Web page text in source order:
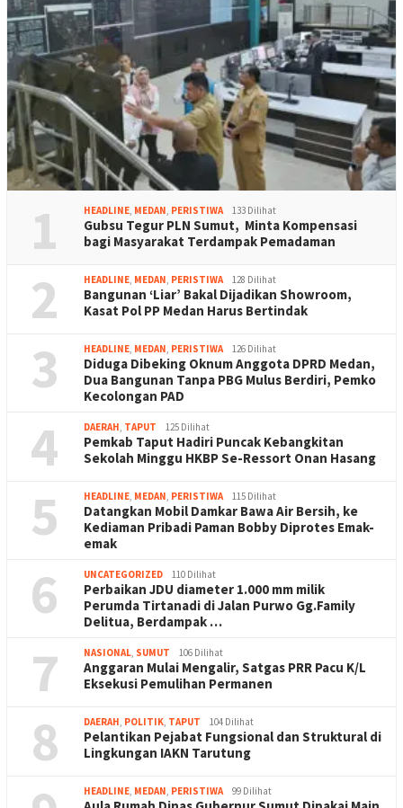
1 HEADLINE, MEDAN, PERISTIWA 133 Dilihat
Gubsu Tegur PLN Sumut, Minta Kompensasi
bagi Masyarakat Terdampak Pemadaman
2 HEADLINE, MEDAN, PERISTIWA 128 Dilihat
Bangunan ‘Liar’ Bakal Dijadikan Showroom,
Kasat Pol PP Medan Harus Bertindak
3 HEADLINE, MEDAN, PERISTIWA 126 Dilihat
Diduga Dibeking Oknum Anggota DPRD Medan,
Dua Bangunan Tanpa PBG Mulus Berdiri, Pemko
Kecolongan PAD
4 DAERAH, TAPUT 125 Dilihat
Pemkab Taput Hadiri Puncak Kebangkitan
Sekolah Minggu HKBP Se-Ressort Onan Hasang
5 HEADLINE, MEDAN, PERISTIWA 115 Dilihat
Datangkan Mobil Damkar Bawa Air Bersih, ke
Kediaman Pribadi Paman Bobby Diprotes Emak-
emak
6 UNCATEGORIZED 110 Dilihat
Perbaikan JDU diameter 1.000 mm milik
Perumda Tirtanadi di Jalan Purwo Gg.Family
Delitua, Berdampak …
7 NASIONAL, SUMUT 106 Dilihat
Anggaran Mulai Mengalir, Satgas PRR Pacu K/L
Eksekusi Pemulihan Permanen
8 DAERAH, POLITIK, TAPUT 104 Dilihat
Pelantikan Pejabat Fungsional dan Struktural di
Lingkungan IAKN Tarutung
HEADLINE, MEDAN, PERISTIWA 99 Dilihat